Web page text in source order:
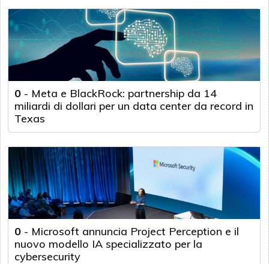
0 - Meta e BlackRock: partnership da 14
miliardi di dollari per un data center da record in
Texas
0 - Microsoft annuncia Project Perception e il
nuovo modello IA specializzato per la
cybersecurity